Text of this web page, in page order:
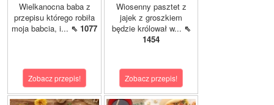
Wielkanocna baba z
przepisu którego robiła
moja babcia, i... ⇖ 1077
Zobacz przepis!
Wiosenny pasztet z
jajek z groszkiem
będzie królował w... ⇖
1454
Zobacz przepis!